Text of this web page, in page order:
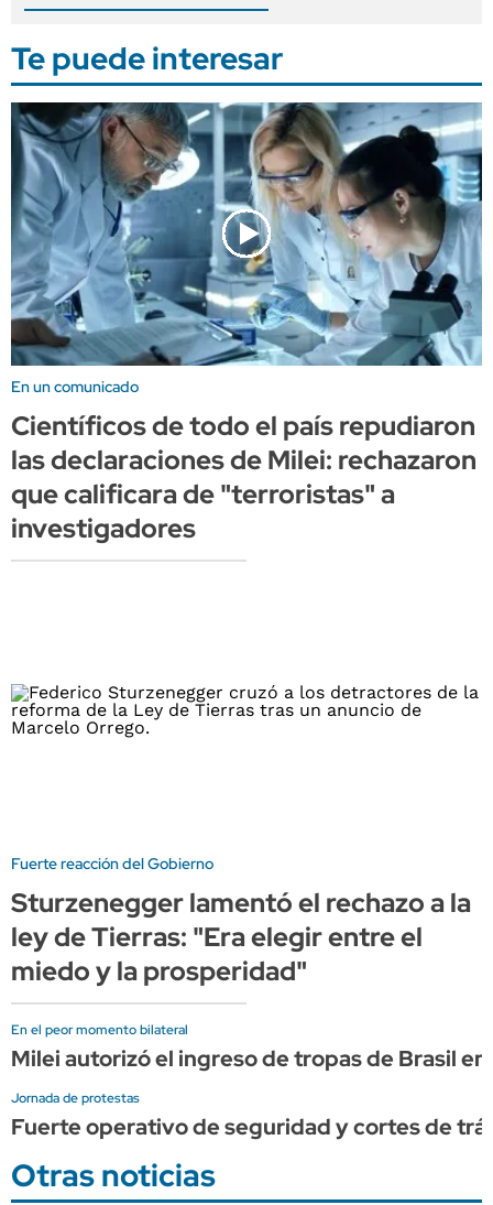
Te puede interesar
En un comunicado
Científicos de todo el país repudiaron
las declaraciones de Milei: rechazaron
que calificara de "terroristas" a
investigadores
Fuerte reacción del Gobierno
Sturzenegger lamentó el rechazo a la
ley de Tierras: "Era elegir entre el
miedo y la prosperidad"
En el peor momento bilateral
Milei autorizó el ingreso de tropas de Brasil
Jornada de protestas
Fuerte operativo de seguridad y cortes de
Otras noticias